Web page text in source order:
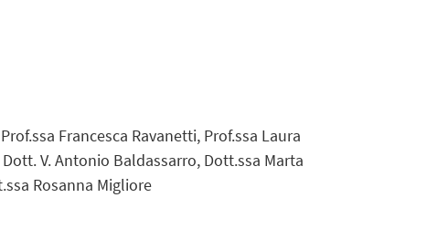
Francesca Ravanetti, Prof.ssa Laura
V. Antonio Baldassarro, Dott.ssa Marta
Rosanna Migliore